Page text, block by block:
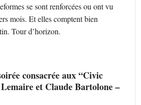
se sont renforcées ou ont vu
mois. Et elles comptent bien
Tour d’horizon.
consacrée aux “Civic
et Claude Bartolone –